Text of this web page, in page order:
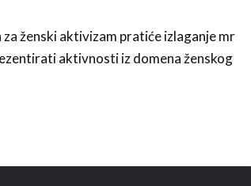
ženski aktivizam pratiće izlaganje mr
aktivnosti iz domena ženskog